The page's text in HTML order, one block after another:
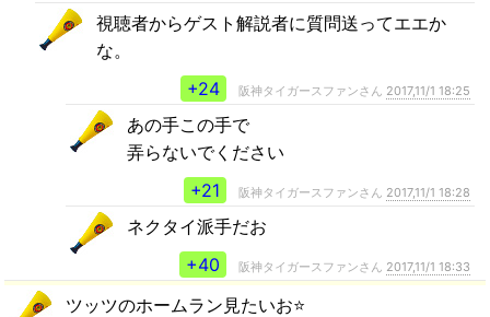
視聴者からゲスト解説者に質問送ってエエか
な。
+24
阪神タイガースファンさん 2017,11/1 18:25
あの手この手で
弄らないでください
+21
阪神タイガースファンさん 2017,11/1 18:28
ネクタイ派手だお
+40
阪神タイガースファンさん 2017,11/1 18:33
ツッツのホームラン見たいお⭐️